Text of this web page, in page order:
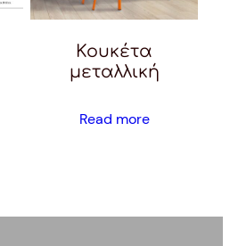
Κουκέτα
μεταλλική
Read more